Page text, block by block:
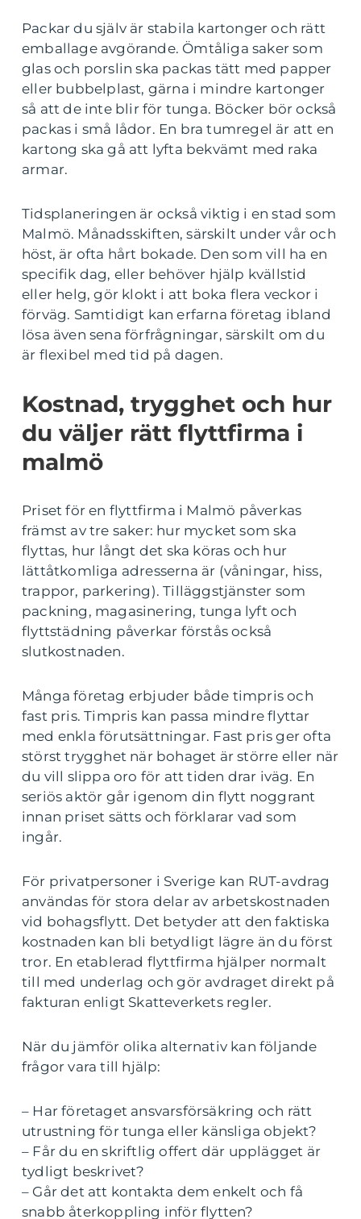
Packar du själv är stabila kartonger och rätt
emballage avgörande. Ömtåliga saker som
glas och porslin ska packas tätt med papper
eller bubbelplast, gärna i mindre kartonger
så att de inte blir för tunga. Böcker bör också
packas i små lådor. En bra tumregel är att en
kartong ska gå att lyfta bekvämt med raka
armar.
Tidsplaneringen är också viktig i en stad som
Malmö. Månadsskiften, särskilt under vår och
höst, är ofta hårt bokade. Den som vill ha en
specifik dag, eller behöver hjälp kvällstid
eller helg, gör klokt i att boka flera veckor i
förväg. Samtidigt kan erfarna företag ibland
lösa även sena förfrågningar, särskilt om du
är flexibel med tid på dagen.
Kostnad, trygghet och hur
du väljer rätt flyttfirma i
malmö
Priset för en flyttfirma i Malmö påverkas
främst av tre saker: hur mycket som ska
flyttas, hur långt det ska köras och hur
lättåtkomliga adresserna är (våningar, hiss,
trappor, parkering). Tilläggstjänster som
packning, magasinering, tunga lyft och
flyttstädning påverkar förstås också
slutkostnaden.
Många företag erbjuder både timpris och
fast pris. Timpris kan passa mindre flyttar
med enkla förutsättningar. Fast pris ger ofta
störst trygghet när bohaget är större eller när
du vill slippa oro för att tiden drar iväg. En
seriös aktör går igenom din flytt noggrant
innan priset sätts och förklarar vad som
ingår.
För privatpersoner i Sverige kan RUT-avdrag
användas för stora delar av arbetskostnaden
vid bohagsflytt. Det betyder att den faktiska
kostnaden kan bli betydligt lägre än du först
tror. En etablerad flyttfirma hjälper normalt
till med underlag och gör avdraget direkt på
fakturan enligt Skatteverkets regler.
När du jämför olika alternativ kan följande
frågor vara till hjälp:
– Har företaget ansvarsförsäkring och rätt
utrustning för tunga eller känsliga objekt?
– Får du en skriftlig offert där upplägget är
tydligt beskrivet?
– Går det att kontakta dem enkelt och få
snabb återkoppling inför flytten?